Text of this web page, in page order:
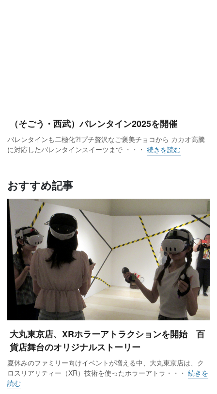
（そごう・西武）バレンタイン2025を開催
バレンタインも二極化?!プチ贅沢なご褒美チョコから カカオ高騰
に対応したバレンタインスイーツまで ・・・ 続きを読む
おすすめ記事
大丸東京店、XRホラーアトラクションを開始 百
貨店舞台のオリジナルストーリー
夏休みのファミリー向けイベントが増える中、大丸東京店は、ク
ロスリアリティー（XR）技術を使ったホラーアトラ・・・ 続きを
読む